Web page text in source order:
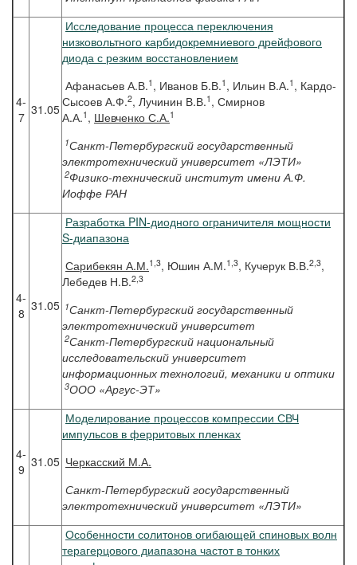
4-
7 31.05
Исследование процесса переключения
низковольтного карбидокремниевого дрейфового
диода с резким восстановлением
Афанасьев А.В.1 , Иванов Б.В.1 , Ильин В.А.1 , Кардо-
Сысоев А.Ф.2, Лучинин В.В.1 , Смирнов
А.А.1 , Шевченко С.А.1
1Санкт-Петербургский государственный
электротехнический университет «ЛЭТИ»
2Физико-технический институт имени А.Ф.
Иоффе РАН
4-
8 31.05
Разработка PIN-диодного ограничителя мощности
S-диапазона
Сарибекян А.М.1,3, Юшин А.М.1,3, Кучерук В.В.2,3,
Лебедев Н.В.2,3
1Санкт-Петербургский государственный
электротехнический университет
2Санкт-Петербургский национальный
исследовательский университет
информационных технологий, механики и оптики
3ООО «Аргус-ЭТ»
4-
9 31.05
Моделирование процессов компрессии СВЧ
импульсов в ферритовых пленках
Черкасский М.А.
Санкт-Петербургский государственный
электротехнический университет «ЛЭТИ»
Особенности солитонов огибающей спиновых волн
терагерцового диапазона частот в тонких